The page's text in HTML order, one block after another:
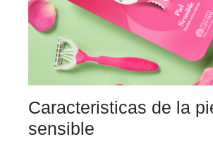
Caracteristicas de la
sensible